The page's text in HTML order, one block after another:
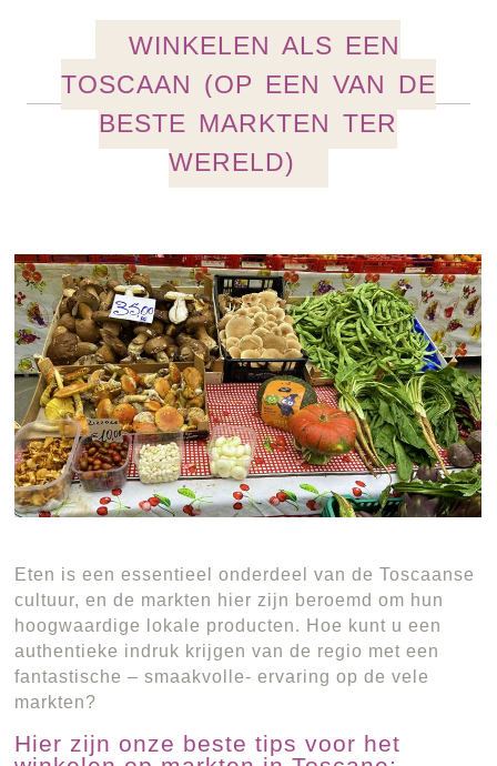
WINKELEN ALS EEN
TOSCAAN (OP EEN VAN DE
BESTE MARKTEN TER
WERELD)
Eten is een essentieel onderdeel van de Toscaanse
cultuur, en de markten hier zijn beroemd om hun
hoogwaardige lokale producten. Hoe kunt u een
authentieke indruk krijgen van de regio met een
fantastische – smaakvolle- ervaring op de vele
markten?
Hier zijn onze beste tips voor het